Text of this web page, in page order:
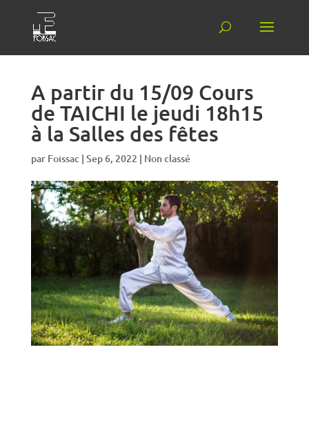
A partir du 15/09 Cours
de TAICHI le jeudi 18h15
à la Salles des fêtes
par Foissac| Sep 6, 2022 | Non classé